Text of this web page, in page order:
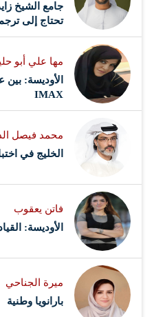
جامع الشيخ
تحتاج إلى
مها علي أبو
الأوديسة:
IMAX
محمد فيصل
‏الخليج في
فاتن يعقوب
الأوديسة:
ميرة الجناحي
بارانويا وطنية